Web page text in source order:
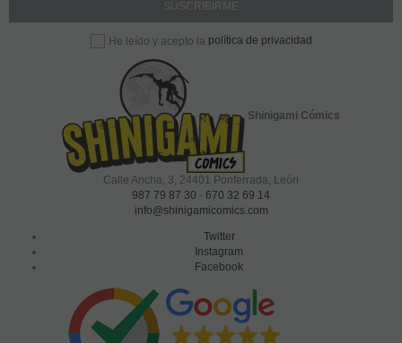
He leído y acepto la política de privacidad
Shinigami Cómics
Calle Ancha, 3 24401 Ponferrada, León
987 79 87 30 - 670 32 69 14
info@shinigamicomics.com
Twitter
Instagram
Facebook